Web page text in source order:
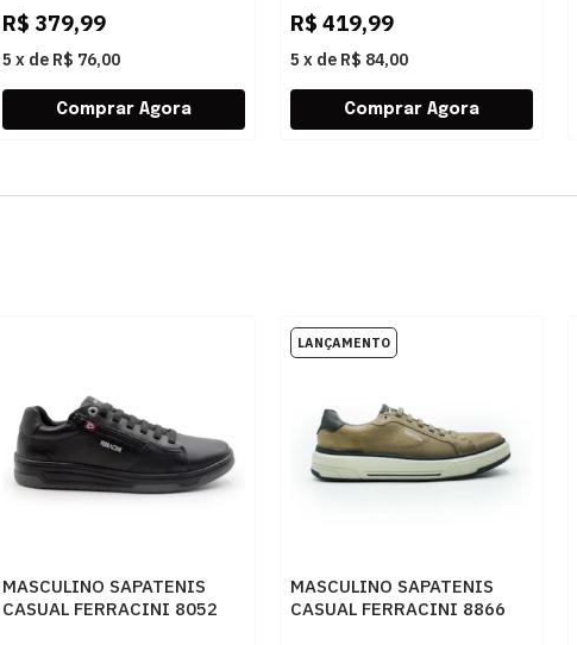
R$ 379,99
5 x de R$ 76,00
R$ 419,99
5 x de R$ 84,00
MASCULINO SAPATENIS
CASUAL FERRACINI 8052
MASCULINO SAPATENIS
CASUAL FERRACINI 8866